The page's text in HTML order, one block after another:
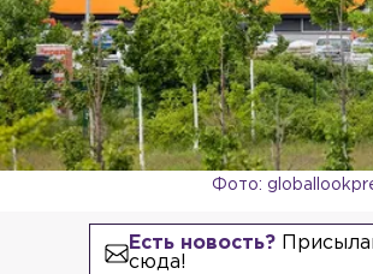
Фото:
Есть новость?
сюда!